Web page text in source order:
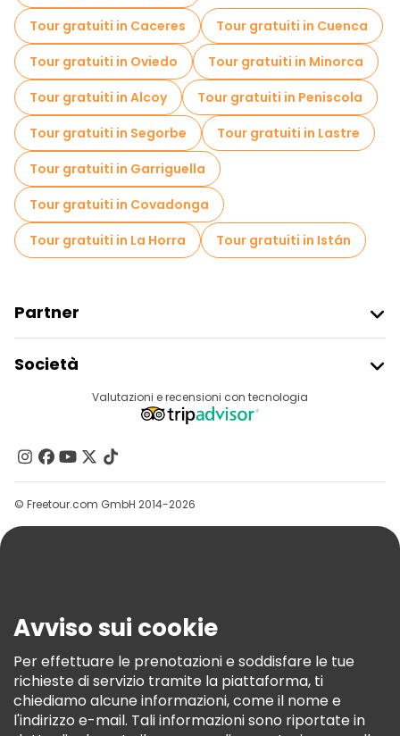
Tour gratuiti in Caceres
Tour gratuiti in Cuenca
Tour gratuiti in Oviedo
Tour gratuiti in Minorca
Tour gratuiti in Alcoy
Tour gratuiti in Peniscola
Tour gratuiti in Segorbe
Tour gratuiti in Lastre
Tour gratuiti in Garriguella
Tour gratuiti in Covadonga
Tour gratuiti in La Horra
Tour gratuiti in Istán
Partner
Accesso Del Fornitore
Programma Di Affiliazione
Società
Destinazioni
Contattaci
Gruppi
Aiuto
Termini E Condizioni
Informativa Sui Cookie
Freetour Premi
Programma Di Fidelizzazione
Valutazioni e recensioni con tecnologia
© Freetour.com GmbH 2014-2026
Avviso sui cookie
Per effettuare le prenotazioni e soddisfare le tue
richieste di servizio tramite la piattaforma, ti
chiediamo alcune informazioni, come il nome e
l'indirizzo e-mail. Tali informazioni sono riportate in